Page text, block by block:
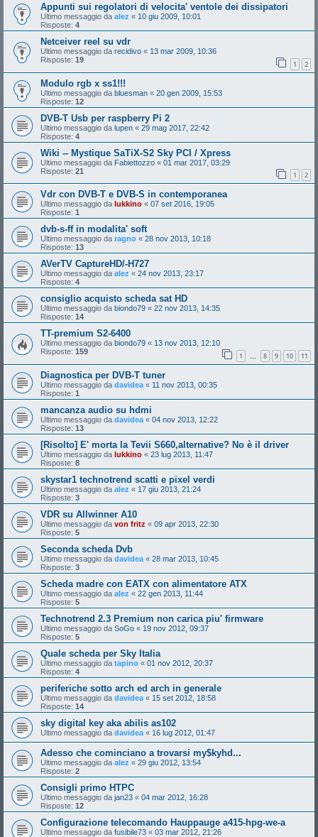
Appunti sui regolatori di velocita' ventole dei dissipatori
Ultimo messaggio da alez « 10 giu 2009, 10:01
Risposte: 4
Netceiver reel su vdr
Ultimo messaggio da recidivo « 13 mar 2009, 10:36
Risposte: 19 1 2
Modulo rgb x ss1!!!
Ultimo messaggio da bluesman « 20 gen 2009, 15:53
Risposte: 12
DVB-T Usb per raspberry Pi 2
Ultimo messaggio da lupen « 29 mag 2017, 22:42
Risposte: 4
Wiki -- Mystique SaTiX-S2 Sky PCI / Xpress
Ultimo messaggio da Fabiettozzo « 01 mar 2017, 03:29
Risposte: 21 1 2
Vdr con DVB-T e DVB-S in contemporanea
Ultimo messaggio da lukkino « 07 set 2016, 19:05
Risposte: 1
dvb-s-ff in modalita' soft
Ultimo messaggio da ragno « 28 nov 2013, 10:18
Risposte: 13
AVerTV CaptureHD/-H727
Ultimo messaggio da alez « 24 nov 2013, 23:17
Risposte: 4
consiglio acquisto scheda sat HD
Ultimo messaggio da biondo79 « 22 nov 2013, 14:35
Risposte: 14
TT-premium S2-6400
Ultimo messaggio da biondo79 « 13 nov 2013, 12:10
Risposte: 159 1 … 8 9 10 11
Diagnostica per DVB-T tuner
Ultimo messaggio da davidea « 11 nov 2013, 00:35
Risposte: 1
mancanza audio su hdmi
Ultimo messaggio da davidea « 04 nov 2013, 12:22
Risposte: 13
[Risolto] E' morta la Tevii S660,alternative? No è il driver
Ultimo messaggio da lukkino « 23 lug 2013, 11:47
Risposte: 8
skystar1 technotrend scatti e pixel verdi
Ultimo messaggio da alez « 17 giu 2013, 21:24
Risposte: 3
VDR su Allwinner A10
Ultimo messaggio da von fritz « 09 apr 2013, 22:30
Risposte: 5
Seconda scheda Dvb
Ultimo messaggio da davidea « 28 mar 2013, 10:45
Risposte: 3
Scheda madre con EATX con alimentatore ATX
Ultimo messaggio da alez « 22 gen 2013, 11:44
Risposte: 5
Technotrend 2.3 Premium non carica piu' firmware
Ultimo messaggio da SoGo « 19 nov 2012, 09:37
Risposte: 5
Quale scheda per Sky Italia
Ultimo messaggio da tapino « 01 nov 2012, 20:37
Risposte: 4
periferiche sotto arch ed arch in generale
Ultimo messaggio da davidea « 15 set 2012, 18:58
Risposte: 14
sky digital key aka abilis as102
Ultimo messaggio da davidea « 16 lug 2012, 01:47
Adesso che cominciano a trovarsi my$kyhd...
Ultimo messaggio da alez « 29 giu 2012, 13:54
Risposte: 2
Consigli primo HTPC
Ultimo messaggio da jan23 « 04 mar 2012, 16:28
Risposte: 12
Configurazione telecomando Hauppauge a415-hpg-we-a
Ultimo messaggio da fusibile73 « 03 mar 2012, 21:26